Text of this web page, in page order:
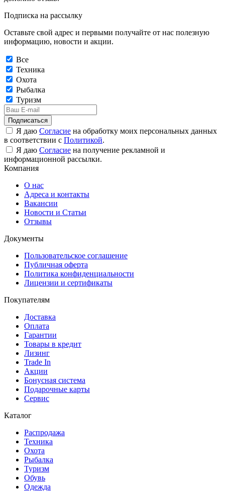
Подписка на рассылку
Оставьте свой адрес и первыми получайте от нас полезную
информацию, новости и акции.
Все
Техника
Охота
Рыбалка
Туризм
Подписаться
Я даю Согласие на обработку моих персональных данных
в соответствии с Политикой.
Я даю Согласие на получение рекламной и
информационной рассылки.
Компания
О нас
Адреса и контакты
Вакансии
Новости и Статьи
Отзывы
Документы
Пользовательское соглашение
Публичная оферта
Политика конфиденциальности
Лицензии и сертификаты
Покупателям
Доставка
Оплата
Гарантии
Товары в кредит
Лизинг
Trade In
Акции
Бонусная система
Подарочные карты
Сервис
Каталог
Распродажа
Техника
Охота
Рыбалка
Туризм
Обувь
Одежда